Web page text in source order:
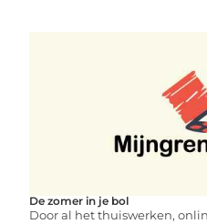
De zomer in je bol
Door al het thuiswerken,